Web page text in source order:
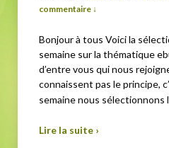
commentaire ↓
Bonjour à tous Voici la
semaine sur la thématique
d’entre vous qui nous
connaissent pas le principe,
semaine nous
Lire la suite ›